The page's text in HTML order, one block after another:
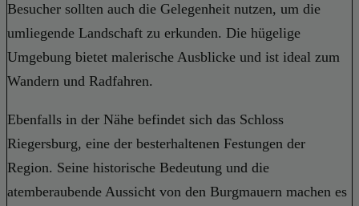
Besucher sollten auch die Gelegenheit nutzen, um die
umliegende Landschaft zu erkunden. Die hügelige
Umgebung bietet malerische Ausblicke und ist ideal zum
Wandern und Radfahren.
Ebenfalls in der Nähe befindet sich das Schloss
Riegersburg, eine der besterhaltenen Festungen der
Region. Seine historische Bedeutung und die
atemberaubende Aussicht von den Burgmauern machen es